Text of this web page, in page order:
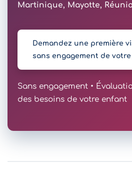
Martinique, Mayotte,
Demandez une première
sans engagement de
Sans engagement •
des besoins de votre enfant